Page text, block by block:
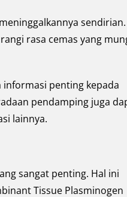
sendirian.
rasa cemas yang
penting kepada
pendamping juga
lainnya.
sangat penting. Hal ini
Tissue Plasminogen